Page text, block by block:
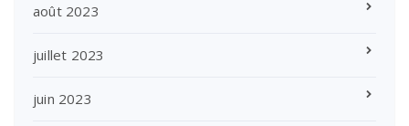
août 2023
juillet 2023
juin 2023